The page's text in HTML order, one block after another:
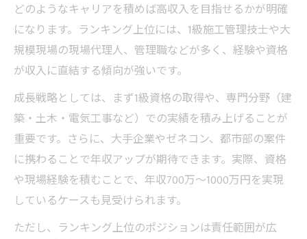
どのようなキャリアを積めば高収入を目指せるかが明確
になります。ランキング上位には、1級施工管理技士や大
規模現場の現場代理人、管理職などが多く、経験や資格
が収入に直結する傾向が強いです。
成長戦略としては、まず1級資格の取得や、専門分野（建
築・土木・電気工事など）での実績を積み上げることが
重要です。さらに、大手企業やゼネコン、都市部の案件
に携わることで年収アップが期待できます。実際、資格
や現場経験を積むことで、年収700万～1000万円を実現
しているケースも見受けられます。
ただし、ランキング上位のポジションは責任範囲が広